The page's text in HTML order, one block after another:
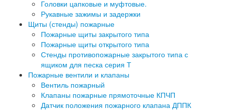
Головки цапковые и муфтовые.
Рукавные зажимы и задержки
Щиты (стенды) пожарные
Пожарные щиты закрытого типа
Пожарные щиты открытого типа
Стенды противопожарные закрытого типа с
ящиком для песка серия Т
Пожарные вентили и клапаны
Вентиль пожарный
Клапаны пожарные прямоточные КПЧП
Датчик положения пожарного клапана ДППК